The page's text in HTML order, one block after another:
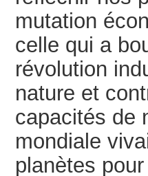
mutation
celle qui a
révolution
nature et
capacités de
mondiale
planètes